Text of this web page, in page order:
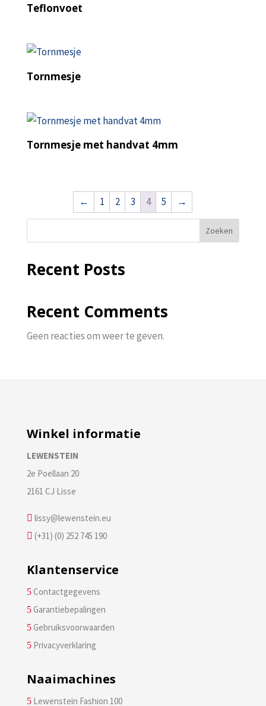
Teflonvoet
Tornmesje
Tornmesje met handvat 4mm
← 1 2 3 4 5 →
Zoeken
Recent Posts
Recent Comments
Geen reacties om weer te geven.
Winkel informatie
LEWENSTEIN
2e Poellaan 20
2161 CJ Lisse
 lissy@lewenstein.eu
 (+31) (0) 252 745 190
Klantenservice
5Contactgegevens
5Garantiebepalingen
5Gebruiksvoorwaarden
5 Privacyverklaring
Naaimachines
5 Lewenstein Fashion 100